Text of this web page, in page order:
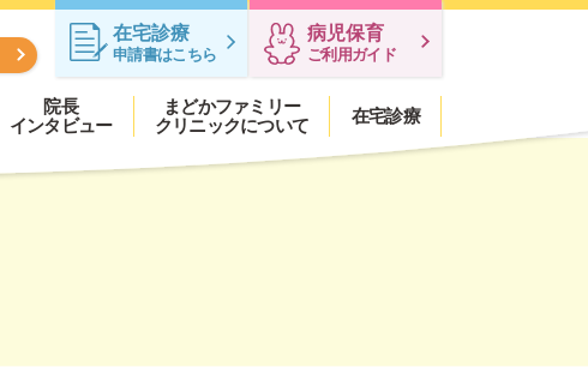
在宅診療
申請書はこちら
病児保育
ご利用ガイド
院長
インタビュー
まどかファミリー
クリニックについて
在宅診療